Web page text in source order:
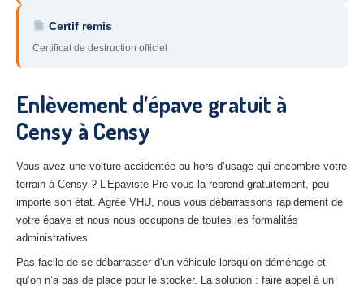
51 – Marne
– Eure-et-Loir
27 – Eure
– Aube
02– Aisne
Tousles secteurs
CENTRE VHU AGRÉE
Certif remis
Certificat de destruction officiel
Enlèvement d’épave gratuit à
Censy à Censy
Vous avez une voiture accidentée ou hors d’usage qui encombre votre
terrain à Censy ? L’Epaviste-Pro vous la reprend gratuitement, peu
importe son état. Agréé VHU, nous vous débarrassons rapidement de
votre épave et nous nous occupons de toutes les formalités
administratives.
Pas facile de se débarrasser d’un véhicule lorsqu’on déménage et
qu’on n’a pas de place pour le stocker. La solution : faire appel à un